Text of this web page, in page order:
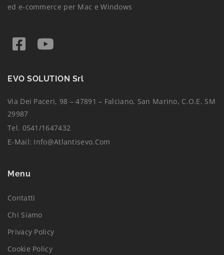
ed e-commerce per Mac e Windows
EVO SOLUTION Srl
Via Dei Paceri, 98 – 47891 – Falciano, San Marino, C.O.E. SM
29987
Tel. 0541/1647432
E-Mail: Info@atlantisevo.com
Menu
Contatti
Chi Siamo
Privacy Policy
Cookie Policy